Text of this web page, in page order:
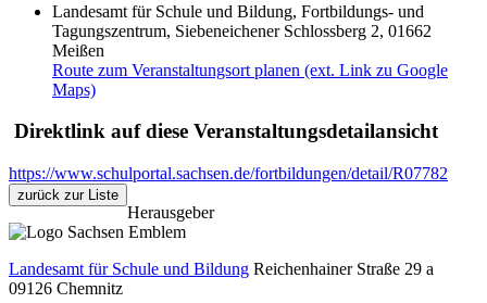
Landesamt für Schule und Bildung, Fortbildungs- und
Tagungszentrum, Siebeneichener Schlossberg 2, 01662
Meißen
Route zum Veranstaltungsort planen (ext. Link zu Google
Maps)
Direktlink auf diese Veranstaltungsdetailansicht
https://www.schulportal.sachsen.de/fortbildungen/detail/R07782
zurück zur Liste
Herausgeber
Landesamt für Schule und Bildung Reichenhainer Straße 29 a
09126 Chemnitz